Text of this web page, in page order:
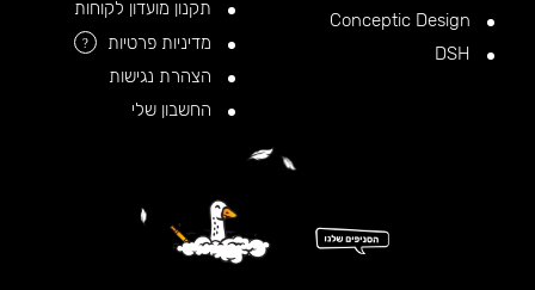
תקנון מועדון לקוחות
מדיניות פרטיות
?
הצהרת נגישות
החשבון שלי